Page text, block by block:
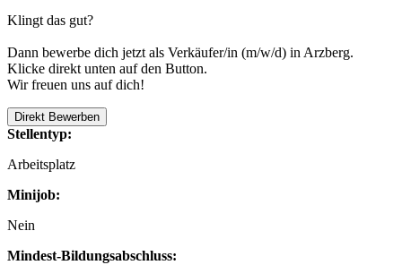
Klingt das gut?
Dann bewerbe dich jetzt als Verkäufer/in (m/w/d) in Arzberg.
Klicke direkt unten auf den Button.
Wir freuen uns auf dich!
Direkt Bewerben
Stellentyp:
Arbeitsplatz
Minijob:
Nein
Mindest-Bildungsabschluss: